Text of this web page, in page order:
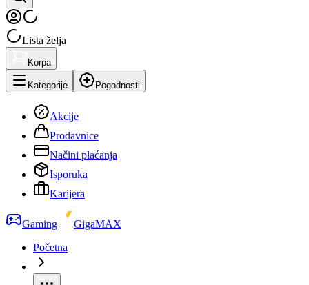
Lista želja
Korpa
Kategorije Pogodnosti
Akcije
Prodavnice
Načini plaćanja
Isporuka
Karijera
Gaming
GigaMAX
Početna